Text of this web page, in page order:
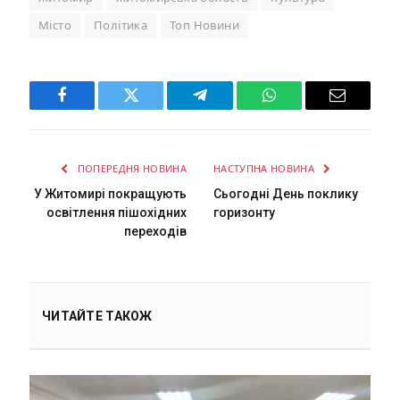
Місто Політика Топ Новини
Facebook Twitter Telegram WhatsAppEmail
ПОПЕРЕДНЯ НОВИНА
У Житомирі покращують
освітлення пішохідних
переходів
НАСТУПНА НОВИНА
Сьогодні День поклику
горизонту
ЧИТАЙТЕ ТАКОЖ